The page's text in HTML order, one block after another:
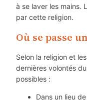
à se laver les mains.
par cette religion.
Où se passe
Selon la religion et
dernières volontés
possibles :
Dans un lieu